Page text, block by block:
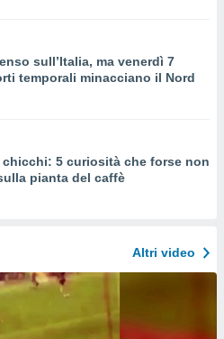
sull’Italia, ma venerdì 7
temporali minacciano il Nord
chicchi: 5 curiosità che forse non
pianta del caffè
Altri video